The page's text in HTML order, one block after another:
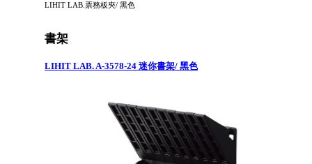
LIHIT LAB.票務板夾/ 黑色
書架
LIHIT LAB. A-3578-24 迷你書架/ 黑色